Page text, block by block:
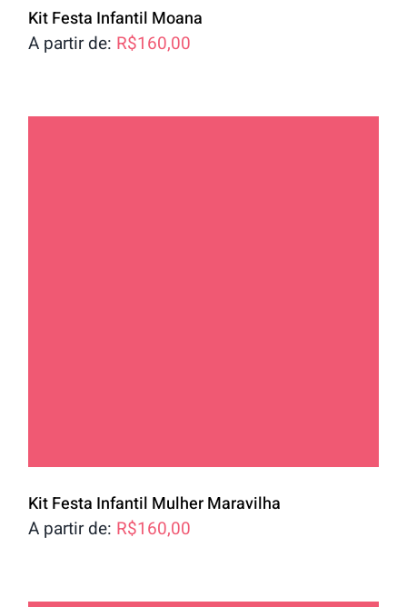
Kit Festa Infantil Moana
A partir de: R$160,00
Kit Festa Infantil Mulher Maravilha
A partir de: R$160,00